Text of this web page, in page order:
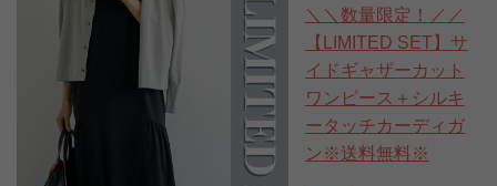
＼＼数量限定！／／
【LIMITED SET】サ
イドギャザーカット
ワンピース＋シルキ
ータッチカーディガ
ン※送料無料※